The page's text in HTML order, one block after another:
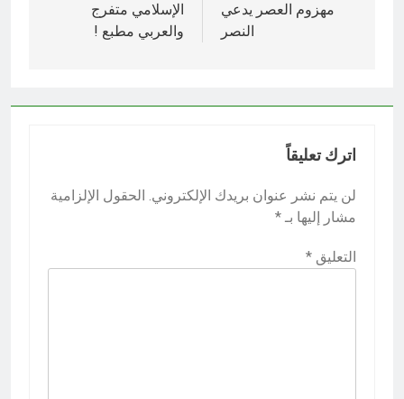
المقالات
مهزوم العصر يدعي
النصر
الإسلامي متفرج
والعربي مطبع !
اترك تعليقاً
لن يتم نشر عنوان بريدك الإلكتروني. الحقول الإلزامية
مشار إليها بـ *
التعليق *